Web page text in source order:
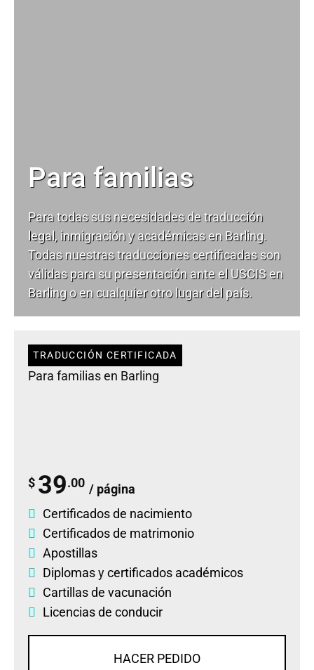
Para familias
Para todas sus necesidades detraducción
legal, inmigración y académicas en Barling.
Todas nuestras traducciones certificadas son
válidas para su presentación ante el USCIS en
Barling o en cualquier otro lugar del país.
TRADUCCIÓN CERTIFICADA
Para familias en Barling
$ 39.00 / página
Certificados de nacimiento
Certificados de matrimonio
Apostillas
Diplomasycertificados académicos
Cartillas de vacunación
Licencias de conducir
HACER PEDIDO